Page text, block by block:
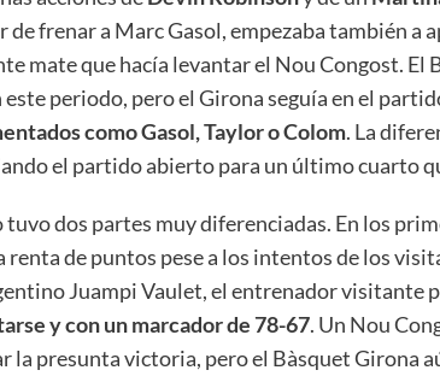
de frenar a Marc Gasol, empezaba también a
mate que hacía levantar el Nou Congost. El
periodo, pero el Girona seguía en el
como Gasol, Taylor o Colom. La
el partido abierto para un último cuarto
dos partes muy diferenciadas. En los
renta de puntos pese a los intentos de los
Juampi Vaulet, el entrenador visitante
y con un marcador de 78-67. Un Nou
la presunta victoria, pero el Bàsquet Girona